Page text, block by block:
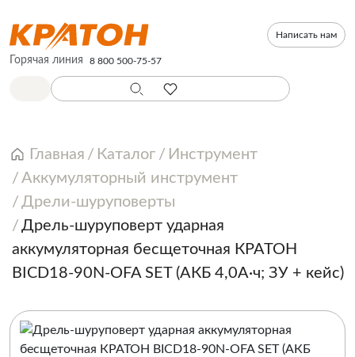
Написать нам
Горячая линия 8 800 500-75-57
Главная Каталог
Инструмент
Аккумуляторный инструмент
Дрели-шуруповерты
Дрель-шуруповерт ударная
аккумуляторная бесщеточная КРАТОН
BICD18-90N-OFA SET (АКБ 4,0А·ч; ЗУ + кейс)